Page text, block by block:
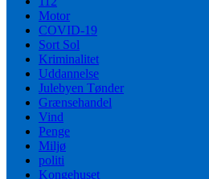
Motor
COVID-19
Sort Sol
Kriminalitet
Uddannelse
Julebyen Tønder
Grænsehandel
Vind
Penge
Miljø
politi
Kongehuset